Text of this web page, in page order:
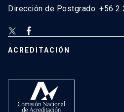
Dirección de Postgrado: +56 2
ACREDITACIÓN